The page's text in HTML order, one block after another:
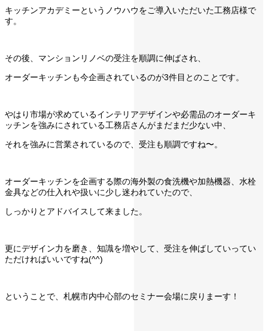
キッチンアカデミーというノウハウをご導入いただいた工務店様で
す。
その後、マンションリノベの受注を順調に伸ばされ、
オーダーキッチンも今企画されているのが3件目とのことです。
やはり市場が求めているインテリアデザインや必需品のオーダーキ
ッチンを強みにされている工務店さんがまだまだ少ない中、
それを強みに営業されているので、受注も順調ですね〜。
オーダーキッチンを企画する際の海外製の食洗機や加熱機器、水栓
金具などの仕入れや扱いに少し迷われていたので、
しっかりとアドバイスして来ました。
更にデザイン力を磨き、知識を増やして、受注を伸ばしていってい
ただければいいですね(^^)
ということで、札幌市内中心部のセミナー会場に戻りまーす！